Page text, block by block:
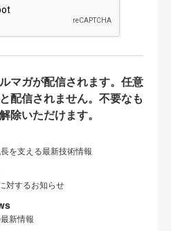
マガが配信されます。任意
配信されません。不要なも
除いただけます。
を支える最新技術情報
対するお知らせ
新情報